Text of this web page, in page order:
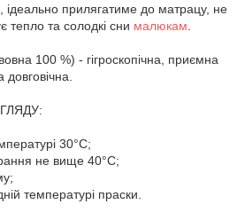
ідеально прилягатиме до матрацу, не
тепло та солодкі сни малюкам
100 %) - гігроскопічна, приємна
30°C;
не вище 40°C;
температурі праски.